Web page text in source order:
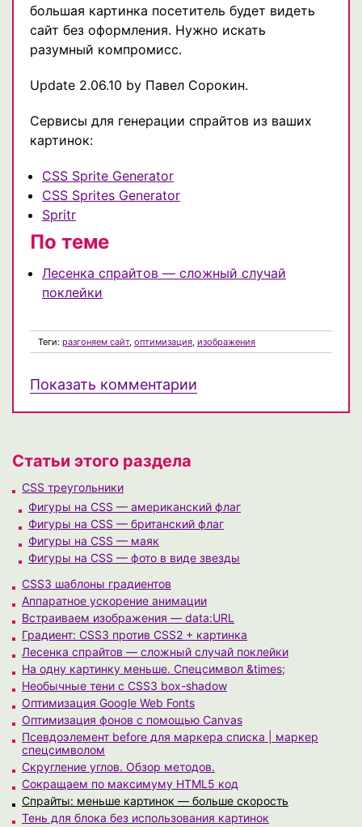
большая картинка посетитель будет видеть
сайт без оформления. Нужно искать
разумный компромисс.
Update 2.06.10 by Павел Сорокин.
Сервисы для генерации спрайтов из ваших
картинок:
CSS Sprite Generator
CSS Sprites Generator
Spritr
По теме
Лесенка спрайтов — сложный случай
поклейки
Теги: разгоняем сайт, оптимизация изображения
Показать комментарии
Статьи этого раздела
CSS треугольники
Фигуры на CSS — американский флаг
Фигуры на CSS — британский флаг
Фигуры на CSS — маяк
Фигуры на CSS — фото в виде звезды
CSS3 шаблоны градиентов
Аппаратное ускорение анимации
Встраиваем изображения — data:URL
Градиент: CSS3 против CSS2 + картинка
Лесенка спрайтов — сложный случай поклейки
На одну картинку меньше. Спецсимвол &times;
Необычные тени с CSS3 box-shadow
Оптимизация Google Web Fonts
Оптимизация фонов с помощью Canvas
Псевдоэлемент before для маркера списка | маркер
спецсимволом
Скругление углов. Обзор методов.
Сокращаем по максимуму HTML5 код
Спрайты: меньше картинок — больше скорость
Тень для блока без использования картинок